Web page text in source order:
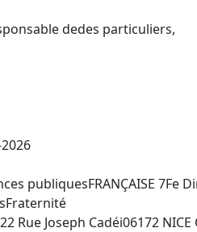
dedes particuliers,
publiquesFRANÇAISE 7Fe
Rue Joseph Cadéi06172 NICE